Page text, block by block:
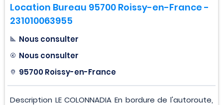
Location Bureau 95700 Roissy-en-France -
231010063955
Nous consulter
Nous consulter
95700 Roissy-en-France
Description LE COLONNADIA En bordure de l'autoroute,